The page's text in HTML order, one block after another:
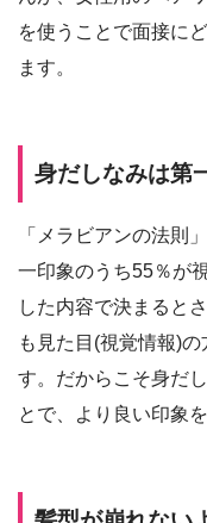
を使うことで面接に
ます。
身だしなみは第
「メラビアンの法則
一印象のうち55％が
した内容で決まると
も見た目(視覚情報)
す。だからこそ身だ
とで、より良い印象